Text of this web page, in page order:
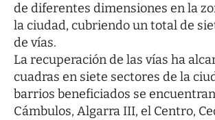
de diferentes dimensiones en la
la ciudad, cubriendo un total de
de vías.
La recuperación de las vías ha
cuadras en siete sectores de la
barrios beneficiados se encuentran
Cámbulos, Algarra III, el Centro,